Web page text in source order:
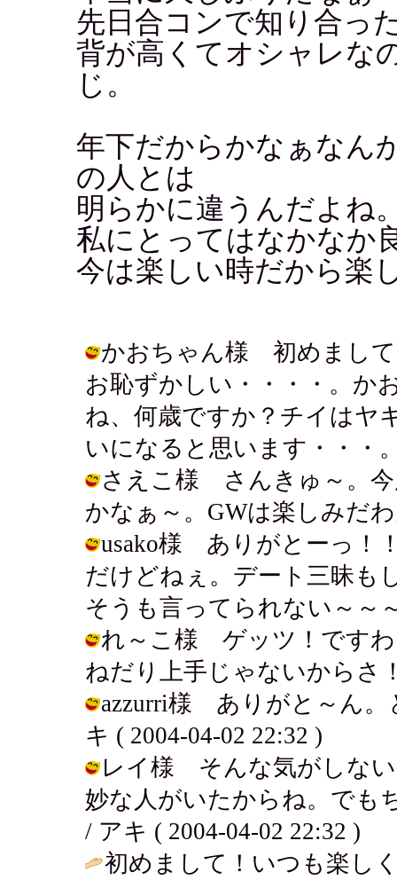
先日合コンで知り合っ
背が高くてオシャレな
じ。
年下だからかなぁなん
の人とは
明らかに違うんだよね
私にとってはなかなか
今は楽しい時だから楽
かおちゃん様 初めまし
お恥ずかしい・・・・。か
ね、何歳ですか？チイはヤ
いになると思います・・・
さえこ様 さんきゅ～。今
かなぁ～。GWは楽しみだ
usako様 ありがとーっ！
だけどねぇ。デート三昧も
そうも言ってられない～～
れ～こ様 ゲッツ！ですわ
ねだり上手じゃないからさ
azzurri様 ありがと～ん。
キ ( 2004-04-02 22:32 )
レイ様 そんな気がしな
妙な人がいたからね。でも
/ アキ ( 2004-04-02 22:32 )
初めまして！いつも楽し